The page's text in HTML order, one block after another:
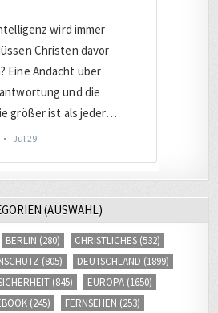
(AUSWAHL)
BERLIN (280) CHRISTLICHES (532)
(805) DEUTSCHLAND (1899)
(845) EUROPA (1650)
(245) FERNSEHEN (253)